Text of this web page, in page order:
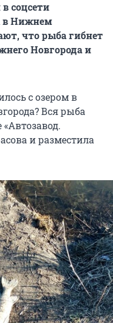
соцсети
в Нижнем
что рыба гибнет
Новгорода и
с озером в
Вся рыба
и разместила